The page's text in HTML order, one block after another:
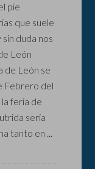
pie
que suele
duda nos
León
de León se
Febrero del
feria de
seria
tanto en ...